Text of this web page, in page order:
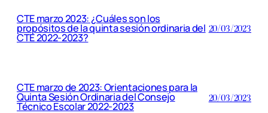
CTE marzo 2023: ¿Cuáles son los
propósitos de la quinta sesión ordinaria del
CTE 2022-2023?
20/03/2023
CTE marzo de 2023: Orientaciones para la
Quinta Sesión Ordinaria del Consejo
Técnico Escolar 2022-2023
20/03/2023